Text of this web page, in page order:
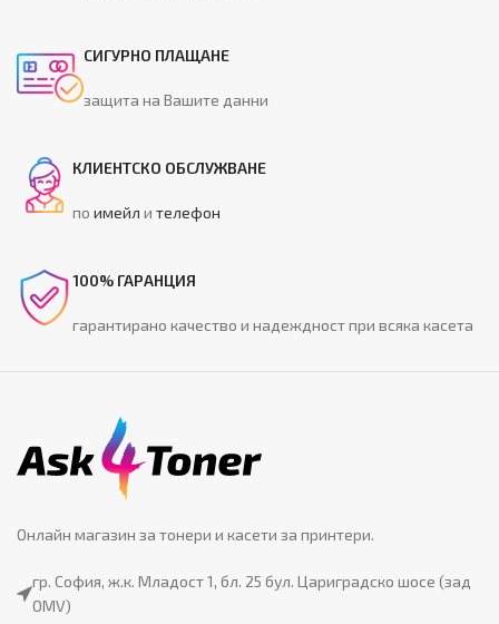
СИГУРНО ПЛАЩАНЕ
защита на Вашите данни
КЛИЕНТСКО ОБСЛУЖВАНЕ
поимейл ителефон
100% ГАРАНЦИЯ
гарантирано качество и надеждност при всяка касета
Онлайн магазин за тонери и касети за принтери.
гр. София, ж.к. Младост 1, бл. 25 бул. Цариградско шосе (зад
OMV)